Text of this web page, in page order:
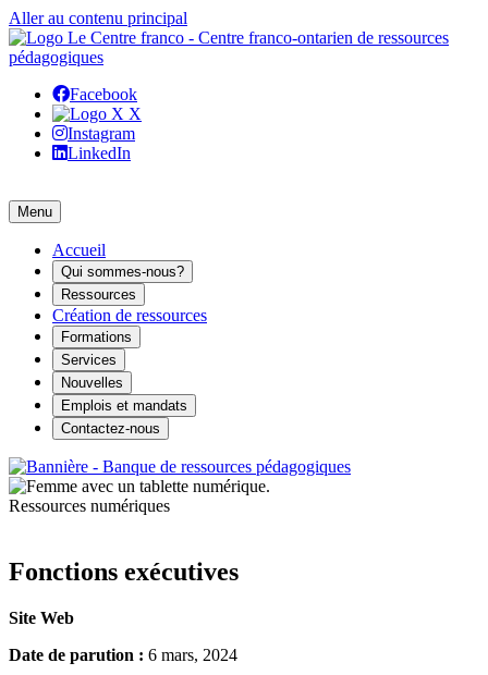
Aller au contenu principal
Facebook
X
Instagram
LinkedIn
Menu
Accueil
Qui sommes-nous?
Ressources
Création de ressources
Formations
Services
Nouvelles
Emplois et mandats
Contactez-nous
Ressources numériques
Fonctions exécutives
Site Web
Date de parution : 6 mars, 2024